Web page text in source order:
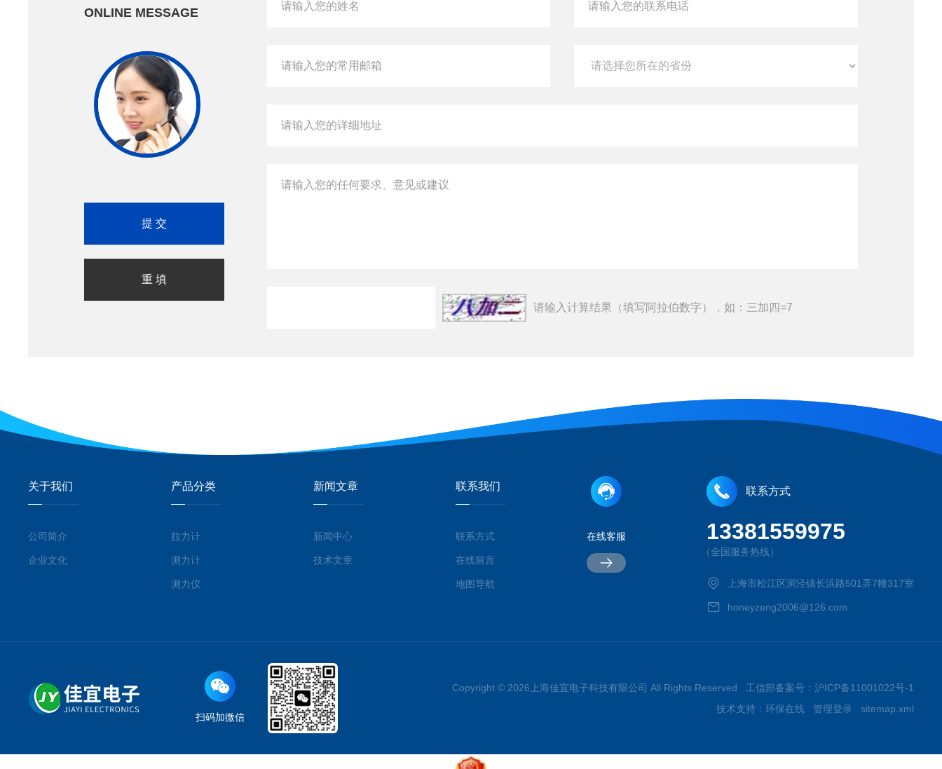
ONLINE MESSAGE
请输入计算结果（填写阿拉伯数字），如：三加四=7
关于我们
公司简介
企业文化
产品分类
拉力计
测力计
测力仪
新闻文章
新闻中心
技术文章
联系我们
联系方式
在线留言
地图导航
在线客服
联系方式
13381559975
（全国服务热线）
上海市松江区洞泾镇长浜路501弄7幢317室
honeyzeng2006@126.com
扫码加微信
Copyright © 2026上海佳宜电子科技有限公司 All Rights Reserved 工信部备案号： 沪ICP备11001022号-1
技术支持： 环保在线 管理登录 sitemap.xml